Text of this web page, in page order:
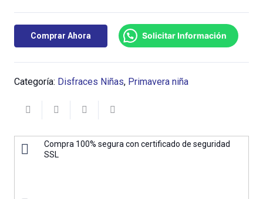
Comprar Ahora Solicitar Información
Categoría: Disfraces Niñas, Primavera niña
Compra 100% segura con certificado de seguridad
SSL